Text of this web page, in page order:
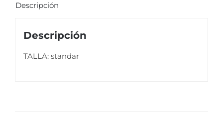
Descripción
Descripción
TALLA: standar